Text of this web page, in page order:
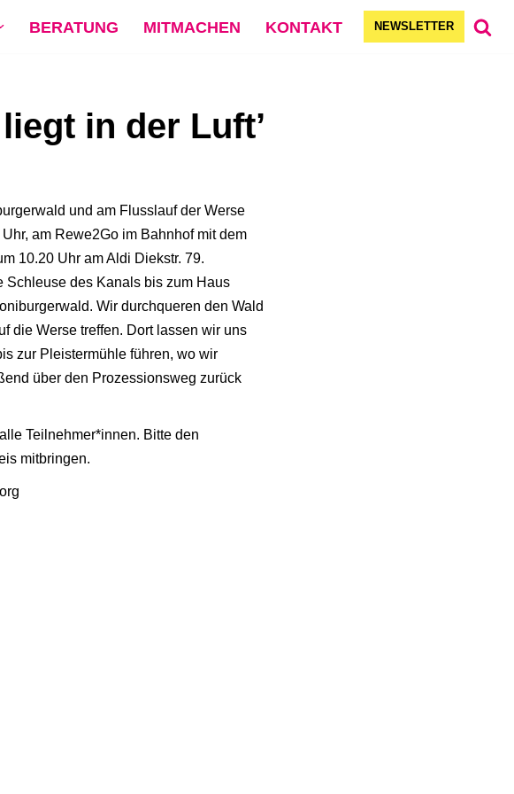
BERATUNG MITMACHEN KONTAKT NEWSLETTER
in der Luft’
und am Flusslauf der Werse
am Rewe2Go im Bahnhof mit dem
10.20 Uhr am Aldi Diekstr. 79.
Schleuse des Kanals bis zum Haus
Wir durchqueren den Wald
die Werse treffen. Dort lassen wir uns
zur Pleistermühle führen, wo wir
über den Prozessionsweg zurück
Teilnehmer*innen. Bitte den
mitbringen.